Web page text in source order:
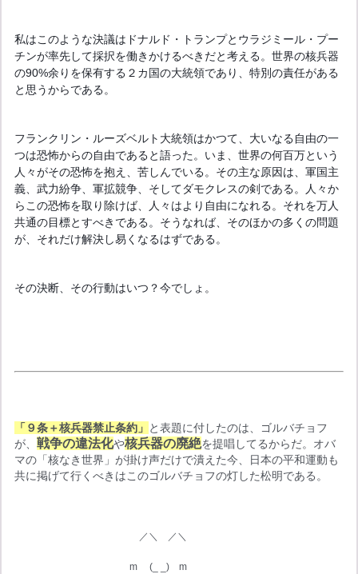
私はこのような決議はドナルド・トランプとウラジミール・プー
チンが率先して採択を働きかけるべきだと考える。世界の核兵器
の90%余りを保有する２カ国の大統領であり、特別の責任がある
と思うからである。
フランクリン・ルーズベルト大統領はかつて、大いなる自由の一
つは恐怖からの自由であると語った。いま、世界の何百万という
人々がその恐怖を抱え、苦しんでいる。その主な原因は、軍国主
義、武力紛争、軍拡競争、そしてダモクレスの剣である。人々か
らこの恐怖を取り除けば、人々はより自由になれる。それを万人
共通の目標とすべきである。そうなれば、そのほかの多くの問題
が、それだけ解決し易くなるはずである。
その決断、その行動はいつ？今でしょ。
「９条＋核兵器禁止条約」 と表題に付したのは、ゴルバチョフ
が、戦争の違法化や核兵器の廃絶を提唱してるからだ。オバ
マの「核なき世界」が掛け声だけで潰えた今、日本の平和運動も
共に掲げて行くべきはこのゴルバチョフの灯した松明である。
／＼ ／＼
m     (_ _)    m